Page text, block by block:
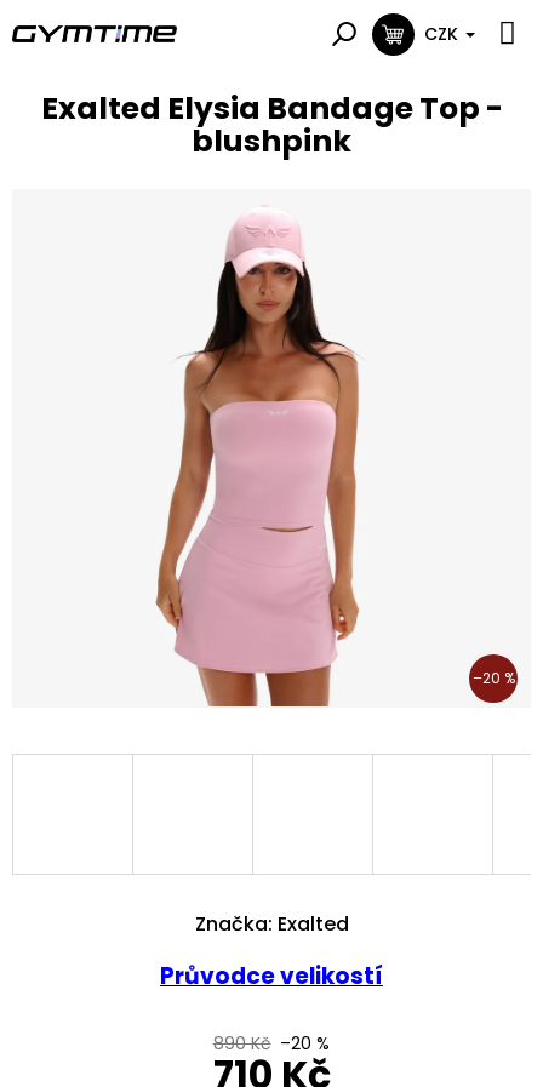
na
NÁKUPNÍ
CZK
Exalted Elysia Bandage Top -
blushpink
–20 %
890 Kč –20 %
710 Kč
Průvodce velikostí
Značka: Exalted